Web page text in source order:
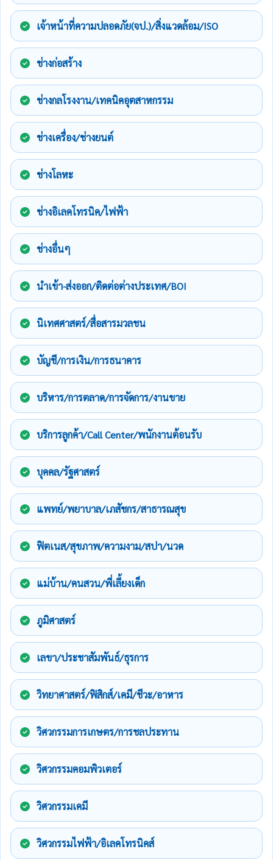
เจ้าหน้าที่ความปลอดภัย(จป.)/สิ่งแวดล้อม/ISO
ช่างก่อสร้าง
ช่างกลโรงงาน/เทคนิคอุตสาหกรรม
ช่างเครื่อง/ช่างยนต์
ช่างโลหะ
ช่างอิเลคโทรนิค/ไฟฟ้า
ช่างอื่นๆ
นำเข้า-ส่งออก/ติดต่อต่างประเทศ/BOI
นิเทศศาสตร์/สื่อสารมวลชน
บัญชี/การเงิน/การธนาคาร
บริหาร/การตลาด/การจัดการ/งานขาย
บริการลูกค้า/Call Center/พนักงานต้อนรับ
บุคคล/รัฐศาสตร์
แพทย์/พยาบาล/เภสัชกร/สาธารณสุข
ฟิตเนส/สุขภาพ/ความงาม/สปา/นวด
แม่บ้าน/คนสวน/พี่เลี้ยงเด็ก
ภูมิศาสตร์
เลขา/ประชาสัมพันธ์/ธุรการ
วิทยาศาสตร์/ฟิสิกส์/เคมี/ชีวะ/อาหาร
วิศวกรรมการเกษตร/การชลประทาน
วิศวกรรมคอมพิวเตอร์
วิศวกรรมเคมี
วิศวกรรมไฟฟ้า/อิเลคโทรนิคส์